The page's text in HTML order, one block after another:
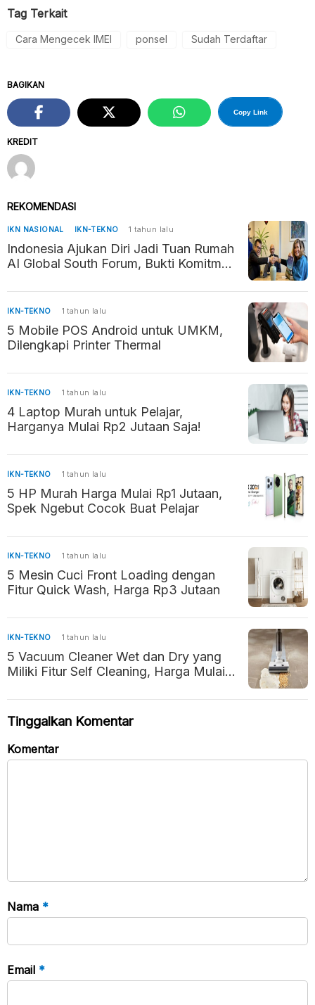
Tag Terkait
Cara Mengecek IMEI ponsel Sudah Terdaftar
KREDIT
BAGIKAN
Copy Link
REKOMENDASI
IKN NASIONAL IKN-TEKNO 1 tahun lalu
Indonesia Ajukan Diri Jadi Tuan Rumah
AI Global South Forum, Bukti Komitmen
IKN-TEKNO 1 tahun lalu
5 Mobile POS Android untuk UMKM,
Dilengkapi Printer Thermal
IKN-TEKNO 1 tahun lalu
4 Laptop Murah untuk Pelajar,
Harganya Mulai Rp2 Jutaan Saja!
IKN-TEKNO 1 tahun lalu
5 HP Murah Harga Mulai Rp1 Jutaan,
Spek Ngebut Cocok Buat Pelajar
IKN-TEKNO 1 tahun lalu
5 Mesin Cuci Front Loading dengan
Fitur Quick Wash, Harga Rp3 Jutaan
IKN-TEKNO 1 tahun lalu
5 Vacuum Cleaner Wet dan Dry yang
Miliki Fitur Self Cleaning, Harga Mulai
Tinggalkan Komentar
Komentar
Nama *
Email *